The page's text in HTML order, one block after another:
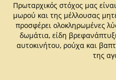
Πρωταρχικός στόχος μας
μωρού και της μέλλουσας
προσφέρει ολοκληρωμένες
δωμάτια, είδη
αυτοκινήτου, ρούχα και
της